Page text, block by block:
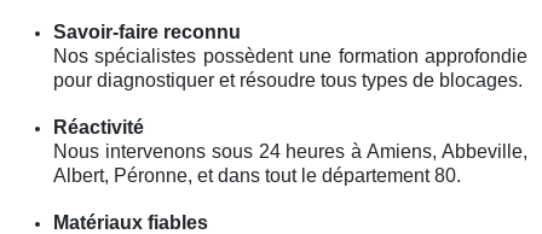
Savoir-faire reconnu
Nos spécialistes possèdent une formation approfondie
pour diagnostiquer et résoudre tous types de blocages.
Réactivité
Nous intervenons sous 24 heures à Amiens, Abbeville,
Albert, Péronne, et dans tout le département 80.
Matériaux fiables